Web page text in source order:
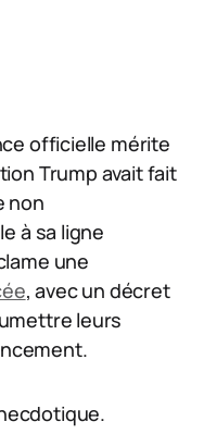
officielle mérite
Trump avait fait
non
à sa ligne
une
, avec un décret
leurs